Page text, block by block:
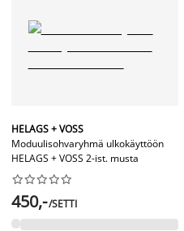
HELAGS + VOSS
Moduulisohvaryhmä ulkokäyttöön
HELAGS + VOSS 2-ist. musta






450,-/SETTI